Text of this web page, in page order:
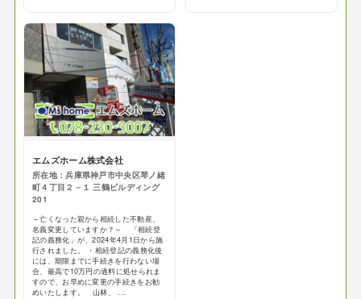
エムズホーム株式会社
所在地：兵庫県神戸市中央区琴ノ緒
町４丁目２－１ 三鶴ビルディング
201
～亡くなった親から相続した不動産、
名義変更していますか？～ 「相続登
記の義務化」が、2024年4月1日から施
行されました。 ・相続登記の義務化後
には、期限までに手続きを行わない場
合、最高で10万円の過料に処せられま
すので、お早めに変更の手続きをお勧
めいたします。 山林、 ...